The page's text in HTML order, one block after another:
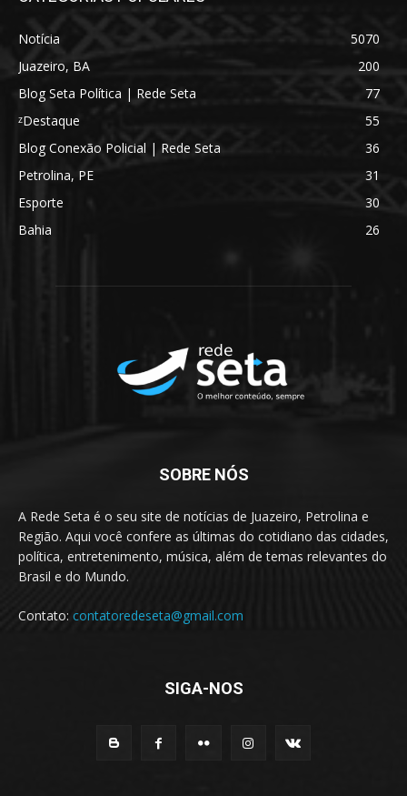
Notícia
5070
Juazeiro, BA
200
Blog Seta Política | Rede Seta
77
ᶻDestaque
55
Blog Conexão Policial | Rede Seta
36
Petrolina, PE
31
Esporte
30
Bahia
26
SOBRE NÓS
A Rede Seta é o seu site de notícias de Juazeiro, Petrolina e
Região. Aqui você confere as últimas do cotidiano das cidades,
política, entretenimento, música, além de temas relevantes do
Brasil e do Mundo.
Contato: contatoredeseta@gmail.com
SIGA-NOS